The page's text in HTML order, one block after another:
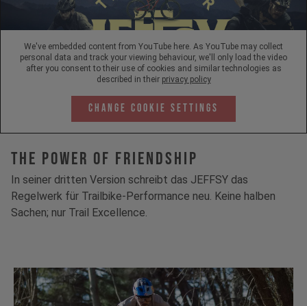
We've embedded content from YouTube here. As YouTube may collect
personal data and track your viewing behaviour, we'll only load the video
after you consent to their use of cookies and similar technologies as
described in their privacy policy
Change Cookie Settings
The Power Of Friendship
In seiner dritten Version schreibt das JEFFSY das
Regelwerk für Trailbike-Performance neu. Keine halben
Sachen; nur Trail Excellence.